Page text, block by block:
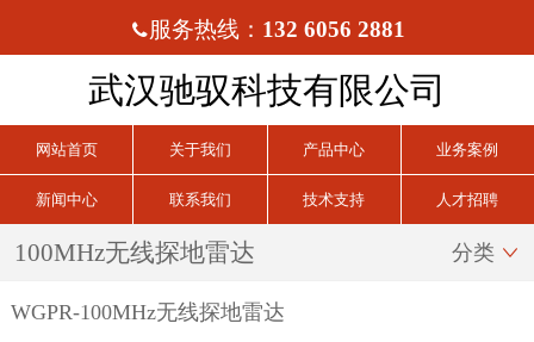
服务热线： 132 6056 2881
武汉驰驭科技有限公司
网站首页 关于我们 产品中心 业务案例
新闻中心 联系我们 技术支持 人才招聘
100MHz无线探地雷达 分类 
WGPR-100MHz无线探地雷达